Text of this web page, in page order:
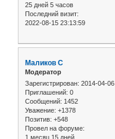
25 дней 5 часов
Последний визит:
2022-08-15 23:13:59
Маликов С
Модератор
Зарегистрирован: 2014-04-06
Приглашений: 0
Сообщений: 1452
Уважение: +1378
Позитив: +548
Провел на форуме:
1 месяц 15 дней